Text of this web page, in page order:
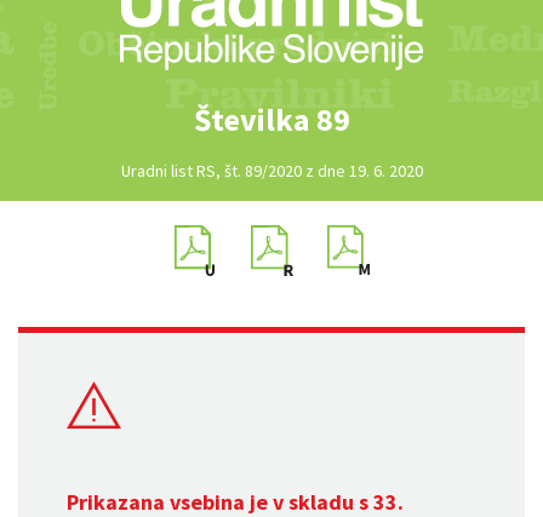
Številka 89
Uradni list RS, št. 89/2020 z dne 19. 6. 2020
Prikazana vsebina je v skladu s 33.